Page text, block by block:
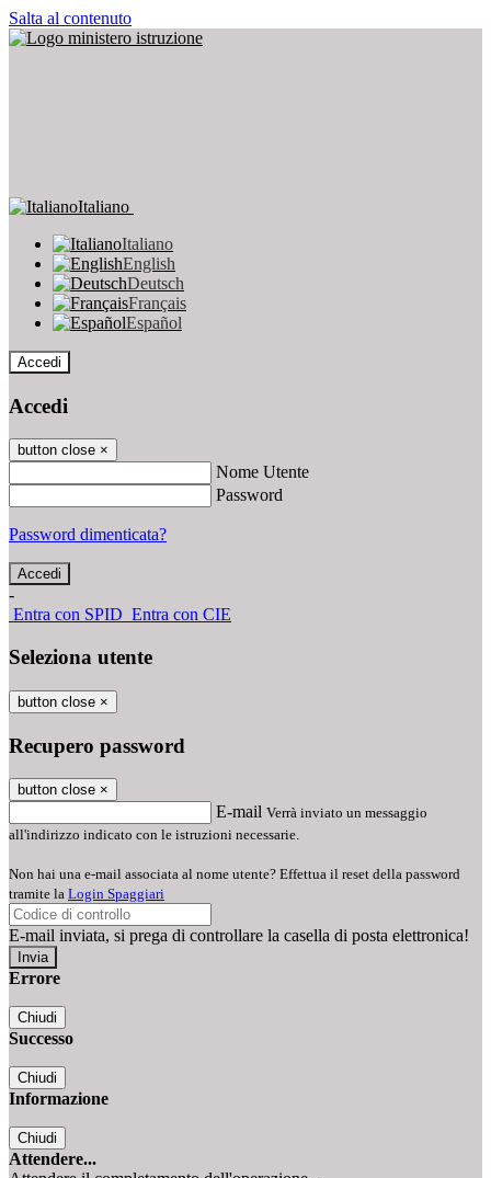
Salta al contenuto
Italiano
Italiano
English
Deutsch
Français
Español
Accedi
Accedi
button close ×
Nome Utente
Password
Password dimenticata?
-
Entra con SPID Entra con CIE
Seleziona utente
button close ×
Recupero password
button close ×
E-mail Verrà inviato un messaggio
all'indirizzo indicato con le istruzioni necessarie.
Non hai una e-mail associata al nome utente? Effettua il reset della password
tramite la Login Spaggiari
E-mail inviata, si prega di controllare la casella di posta elettronica!
Errore
Chiudi
Successo
Chiudi
Informazione
Chiudi
Attendere...